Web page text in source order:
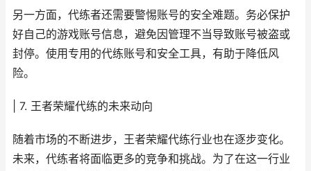
另一方面，代练者还需要警惕账号的安全难题。务必保护
好自己的游戏账号信息，避免因管理不当导致账号被盗或
封停。使用专用的代练账号和安全工具，有助于降低风
险。
| 7. 王者荣耀代练的未来动向
随着市场的不断进步，王者荣耀代练行业也在逐步变化。
未来，代练者将面临更多的竞争和挑战。为了在这一行业